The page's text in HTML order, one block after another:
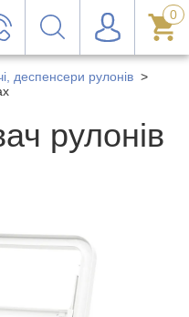
0
деспенсери рулонів >
рулонів